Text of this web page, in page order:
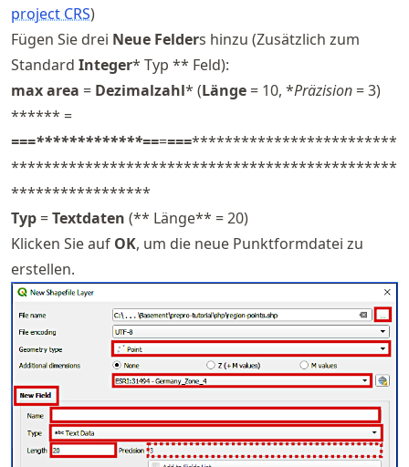
project CRS)
Fügen Sie drei Neue Felders hinzu (Zusätzlich zum
Standard Integer* Typ ** Feld):
max area = Dezimalzahl* (Länge = 10, *Präzision = 3)
****** =
===*************======*************************
***********************************************
*****************
Typ =Textdaten (** Länge** = 20)
Klicken Sie auf OK, um die neue Punktformdatei zu
erstellen.